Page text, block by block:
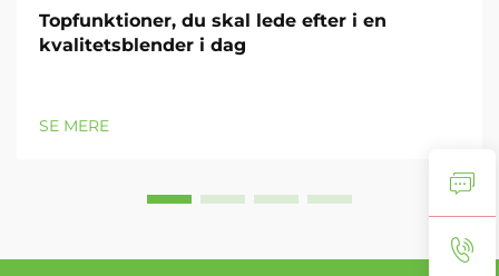
Topfunktioner, du skal lede efter i en
kvalitetsblender i dag
SE MERE